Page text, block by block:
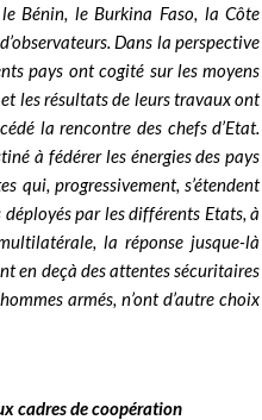
Bénin, le Burkina Faso, la Côte
Dans la perspective
pays ont cogité sur les moyens
les résultats de leurs travaux ont
la rencontre des chefs d’Etat.
à fédérer les énergies des pays
qui, progressivement, s’étendent
par les différents Etats, à
la réponse jusque-là
en deçà des attentes sécuritaires
armés, n’ont d’autre choix
cadres de coopération